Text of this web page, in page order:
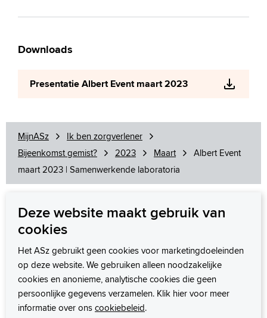
Downloads
Presentatie Albert Event maart 2023
MijnASz
Ik ben zorgverlener
Bijeenkomst gemist?
2023 Maart
Albert Event
maart 2023 | Samenwerkende laboratoria
Wij staan voor u klaar
zorgsamenwerking@asz.nl
Deze website maakt gebruik van
cookies
Het ASz gebruikt geen cookies voor marketingdoeleinden
op deze website. We gebruiken alleen noodzakelijke
cookies en anonieme, analytische cookies die geen
persoonlijke gegevens verzamelen. Klik hier voor meer
informatie over onscookiebeleid.